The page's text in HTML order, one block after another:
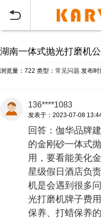

湖南一体式抛光打磨机
浏览量：722 类型： 常见问题 发布
136****1083
发表于：2023-07-08
回答：伽华品牌
的金刚砂一体式
用，要看能美化
星级假日酒店负
机是会遇到很多
光打磨机牌子费
保养、打蜡保养